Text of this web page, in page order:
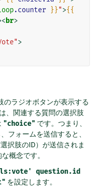
.counter }}">{{
br>
>
のラジオボタンが表示する
は、関連する質問の選択肢
"choice" です。つまり、
フォームを送信すると、
択肢のID）が送信されま
概念です。
question.id
を設定します。